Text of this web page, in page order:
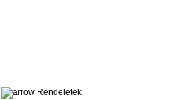
Rendeletek